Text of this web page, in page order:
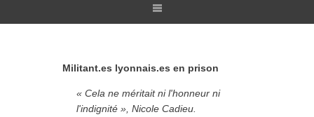
Militant.es lyonnais.es en prison
« Cela ne méritait ni l'honneur ni
l'indignité », Nicole Cadieu.